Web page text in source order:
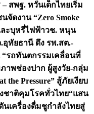
สพฐ. หวั่นเด็กไทยเริ่ม
จัดงาน “Zero Smoke
ะบุหรี่ไฟฟ้าวช. หนุน
อุทัยธานี ดึง รพ.สต.-
รถทันตกรรมเคลื่อนที่
าพช่องปาก ผู้สูงวัย-กลุ่ม
the Pressure” สู้ภัยเงียบ
ชาติคุมโรคทั่วไทย“แสน
นเครื่องดื่มชูกำลังไทยสู่